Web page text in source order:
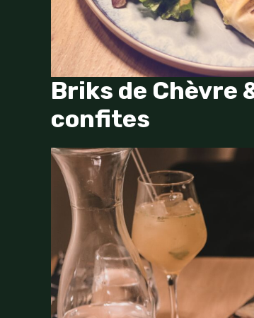
Briks de Chèvre
confites